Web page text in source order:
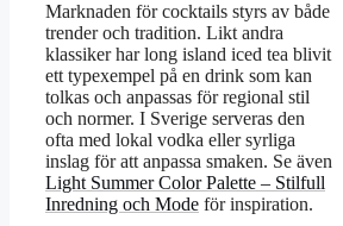
Marknaden för cocktails styrs av både
trender och tradition. Likt andra
klassiker har long island iced tea blivit
ett typexempel på en drink som kan
tolkas och anpassas för regional stil
och normer. I Sverige serveras den
ofta med lokal vodka eller syrliga
inslag för att anpassa smaken. Se även
Light Summer Color Palette – Stilfull
Inredning och Mode för inspiration.